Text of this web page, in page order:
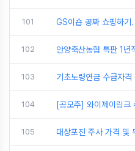
101 GS이숍 공짜 쇼핑하기
102 안양축산농협 특판 1
103 기초노령연금 수급자
104 [공모주] 와이제이링크
105 대상포진 주사 가격 및